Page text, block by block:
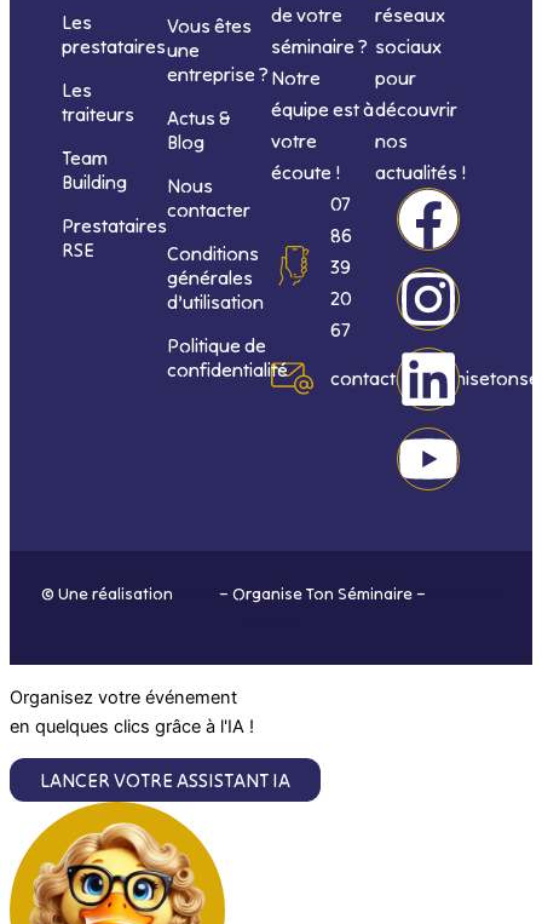
Les
prestataires
Les
traiteurs
Team
Building
Prestataires
RSE
Vous êtes
une
entreprise ?
Actus &
Blog
Nous
contacter
Conditions
générales
d’utilisation
Politique de
confidentialité
de votre
séminaire ?
Notre
équipe est à
votre
écoute !
07
86
39
20
67
réseaux
sociaux
pour
découvrir
nos
actualités !
F
a
c
e
b
I
n
s
t
a
L
i
n
k
e
Y
o
u
t
u
© Une réalisation – Organise Ton Séminaire –
Organisez votre événement
en quelques clics grâce à l'IA !
LANCER VOTRE ASSISTANT IA